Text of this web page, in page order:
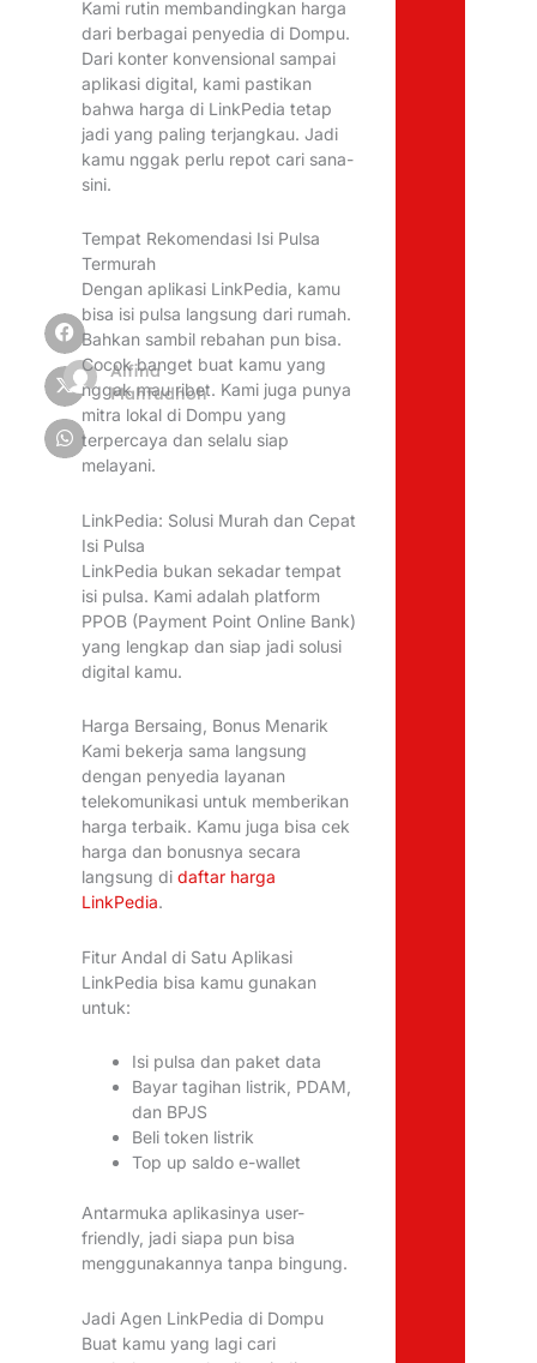
Alfina
Mahfudhoh
Kami rutin membandingkan harga
dari berbagai penyedia di Dompu.
Dari konter konvensional sampai
aplikasi digital, kami pastikan
bahwa harga di LinkPedia tetap
jadi yang paling terjangkau. Jadi
kamu nggak perlu repot cari sana-
sini.
Tempat Rekomendasi Isi Pulsa
Termurah
Dengan aplikasi LinkPedia, kamu
bisa isi pulsa langsung dari rumah.
Bahkan sambil rebahan pun bisa.
Cocok banget buat kamu yang
nggak mau ribet. Kami juga punya
mitra lokal di Dompu yang
terpercaya dan selalu siap
melayani.
LinkPedia: Solusi Murah dan Cepat
Isi Pulsa
LinkPedia bukan sekadar tempat
isi pulsa. Kami adalah platform
PPOB (Payment Point Online Bank)
yang lengkap dan siap jadi solusi
digital kamu.
Harga Bersaing, Bonus Menarik
Kami bekerja sama langsung
dengan penyedia layanan
telekomunikasi untuk memberikan
harga terbaik. Kamu juga bisa cek
harga dan bonusnya secara
langsung didaftar harga
LinkPedia.
Fitur Andal di Satu Aplikasi
LinkPedia bisa kamu gunakan
untuk:
Isi pulsa dan paket data
Bayar tagihan listrik, PDAM,
dan BPJS
Beli token listrik
Top up saldo e-wallet
Antarmuka aplikasinya user-
friendly, jadi siapa pun bisa
menggunakannya tanpa bingung.
Jadi Agen LinkPedia di Dompu
Buat kamu yang lagi cari